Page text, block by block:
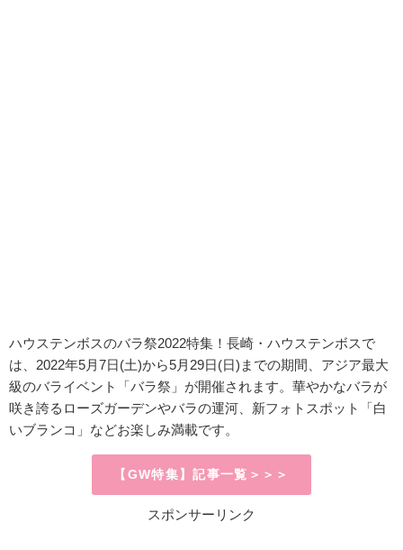
ハウステンボスのバラ祭2022特集！長崎・ハウステンボスで
は、2022年5月7日(土)から5月29日(日)までの期間、アジア最大
級のバライベント「バラ祭」が開催されます。華やかなバラが
咲き誇るローズガーデンやバラの運河、新フォトスポット「白
いブランコ」などお楽しみ満載です。
【GW特集】記事一覧＞＞＞
スポンサーリンク